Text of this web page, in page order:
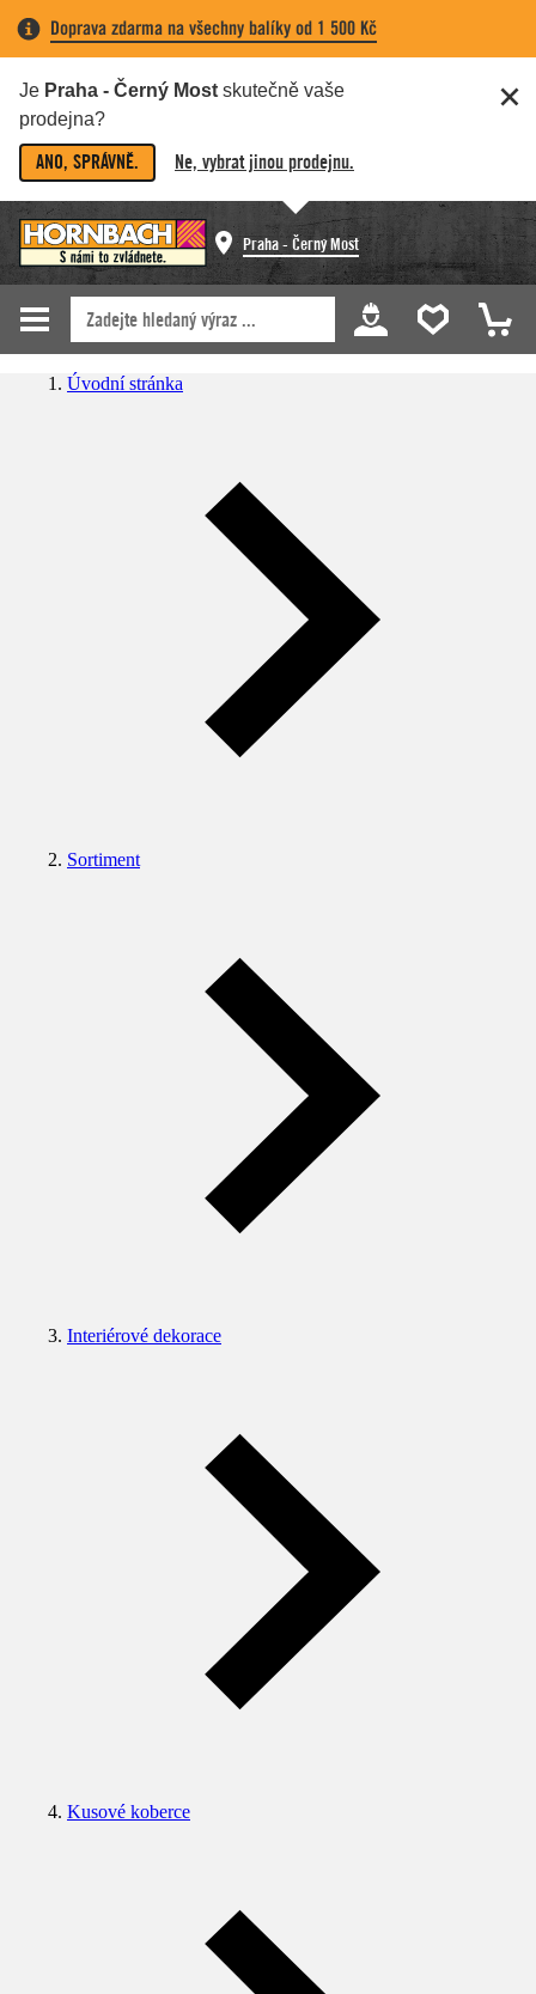
Doprava zdarma na všechny balíky od 1 500 Kč
Je Praha - Černý Most skutečně vaše
prodejna?
ANO, SPRÁVNĚ. Ne, vybrat jinou prodejnu.
Praha - Černý Most
Úvodní stránka
Sortiment
Interiérové dekorace
Kusové koberce